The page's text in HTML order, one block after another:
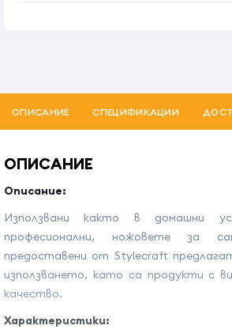
ОПИСАНИЕ СПЕЦИФИКАЦИИ
ОПИСАНИЕ
Описание:
Използвани както в домашни
професионални, ножовете за
предоставени от Stylecraft
използването, като са продукти с
качество.
Характеристики: